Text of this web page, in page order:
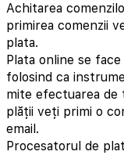
Achitarea
primirea comenzii
plata.
Plata online se
folosind ca
mite efectuarea de
plății veți primi o
email.
Procesatorul de